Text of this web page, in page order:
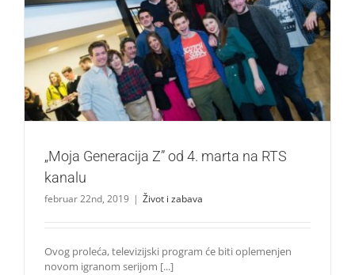
„Moja Generacija Z” od 4. marta na RTS kanalu
Život i zabava
„Moja Generacija Z” od 4. marta na RTS
kanalu
februar 22nd, 2019 | Život i zabava
Ovog proleća, televizijski program će biti oplemenjen
novom igranom serijom [...]